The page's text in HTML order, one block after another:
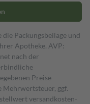
Packungsbeilage und
Apotheke. AVP:
nach der
Preise
Mehrwertsteuer, ggf.
versand­kosten­